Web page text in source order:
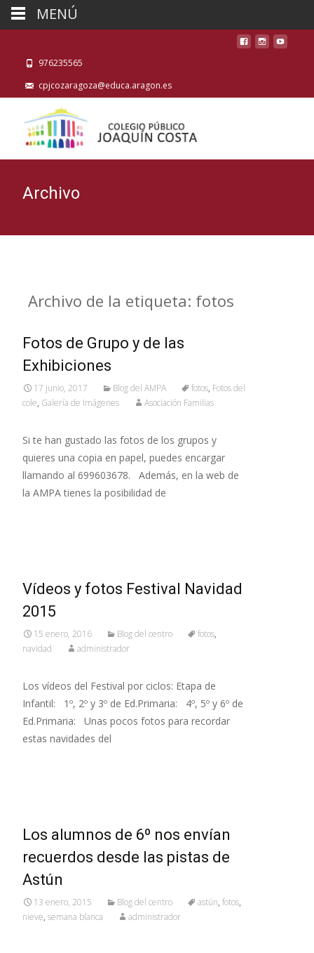
976235565
cpjcozaragoza@educa.aragon.es
Archivo
Archivo de la etiqueta: fotos
Fotos de Grupo y de las
Exhibiciones
17 junio, 2017 Blog del AMPA fotos, Fotos del
cole, Galería de Imágenes Asociación Familias
Si te han gustado las fotos de los grupos y
quieres una copia en papel, puedes encargar
llamando al 699603678. Además, en la web de
la AMPA tienes la posibilidad de
Vídeos y fotos Festival Navidad
2015
15 enero, 2016 Blog del centro fotos,
navidad
administrador
Los vídeos del Festival por ciclos: Etapa de
Infantil: 1º, 2º y 3º de Ed.Primaria: 4º, 5º y 6º de
Ed.Primaria: Unas pocos fotos para recordar
estas navidades del
Los alumnos de 6º nos envían
recuerdos desde las pistas de
Astún
13 enero, 2015 Blog del centro astún, fotos,
nieve, semana blanca administrador
MENÚ